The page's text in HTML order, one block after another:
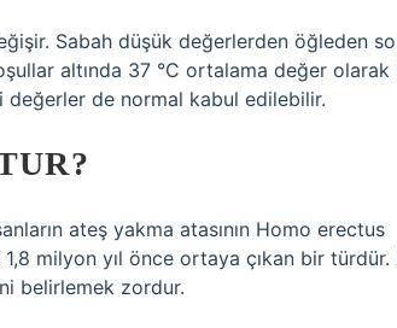
Sabah düşük değerlerden öğleden
altında 37 °C ortalama değer olarak
değerler de normal kabul edilebilir.
ateş yakma atasının Homo erectus
milyon yıl önce ortaya çıkan bir türdür.
belirlemek zordur.